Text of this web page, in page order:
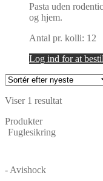
Pasta uden
og hjem.
Antal pr. kolli: 12
Log ind for at
Viser 1 resultat
Produkter
Fuglesikring
- Avishock